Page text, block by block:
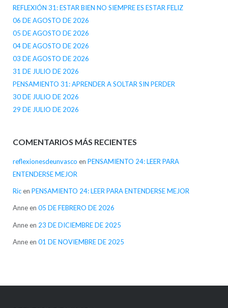
REFLEXIÓN 31: ESTAR BIEN NO SIEMPRE ES ESTAR FELIZ
06 DE AGOSTO DE 2026
05 DE AGOSTO DE 2026
04 DE AGOSTO DE 2026
03 DE AGOSTO DE 2026
31 DE JULIO DE 2026
PENSAMIENTO 31: APRENDER A SOLTAR SIN PERDER
30 DE JULIO DE 2026
29 DE JULIO DE 2026
COMENTARIOS MÁS RECIENTES
reflexionesdeunvasco en PENSAMIENTO 24: LEER PARA
ENTENDERSE MEJOR
Ricen PENSAMIENTO 24: LEER PARA ENTENDERSE MEJOR
Anneen 05 DE FEBRERO DE 2026
Anneen 23 DE DICIEMBRE DE 2025
Anneen 01 DE NOVIEMBRE DE 2025